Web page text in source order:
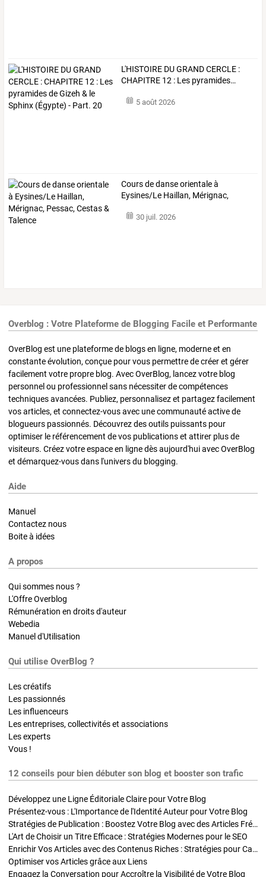
L'HISTOIRE DUGRANDCERCLE :
CHAPITRE 12 : Les pyramides…
5 août 2026
Coursdedanseorientaleà
Eysines/Le Haillan, Mérignac,
30 juil. 2026
Overblog : Votre Plateforme de Blogging Facile et Performante
OverBlog est une plateforme de blogs en ligne, moderne et en
constante évolution, conçue pour vous permettre de créer et gérer
facilement votre propre blog. Avec OverBlog, lancez votre blog
personnel ou professionnel sans nécessiter de compétences
techniques avancées. Publiez, personnalisez et partagez facilement
vos articles, et connectez-vous avec une communauté active de
blogueurs passionnés. Découvrez des outils puissants pour
optimiser le référencement de vos publications et attirer plus de
visiteurs. Créez votre espace en ligne dès aujourd'hui avec OverBlog
et démarquez-vous dans l'univers du blogging.
Aide
Manuel
Contactez nous
Boite à idées
A propos
Qui sommes nous ?
L'Offre Overblog
Rémunération en droits d'auteur
Webedia
Manuel d'Utilisation
Qui utilise OverBlog ?
Les créatifs
Les passionnés
Les influenceurs
Les entreprises, collectivités et associations
Les experts
Vous !
12 conseils pour bien débuter son blog et booster son trafic
Développez une Ligne Éditoriale Claire pour Votre Blog
Présentez-vous : L'Importance de l'Identité Auteur pour Votre Blog
Stratégies de Publication : Boostez Votre Blog avec des Articles Fréquents et Exclusifs
L'Art de Choisir un Titre Efficace : Stratégies Modernes pour le SEO
Enrichir Vos Articles avec des Contenus Riches : Stratégies pour Captiver et Optimiser
Optimiser vos Articles grâce aux Liens
Engagez la Conversation pour Accroître la Visibilité de Votre Blog